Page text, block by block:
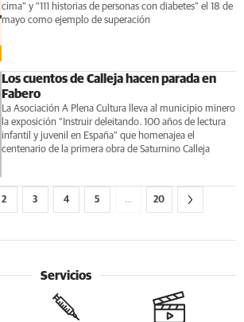
cima” y “111 historias de personas con diabetes” el 18 de
mayo como ejemplo de superación
Los cuentos de Calleja hacen parada en
Fabero
La Asociación A Plena Cultura lleva al municipio minero
la exposición “Instruir deleitando. 100 años de lectura
infantil y juvenil en España” que homenajea el
centenario de la primera obra de Saturnino Calleja
2 3 4 5 … 20
Servicios